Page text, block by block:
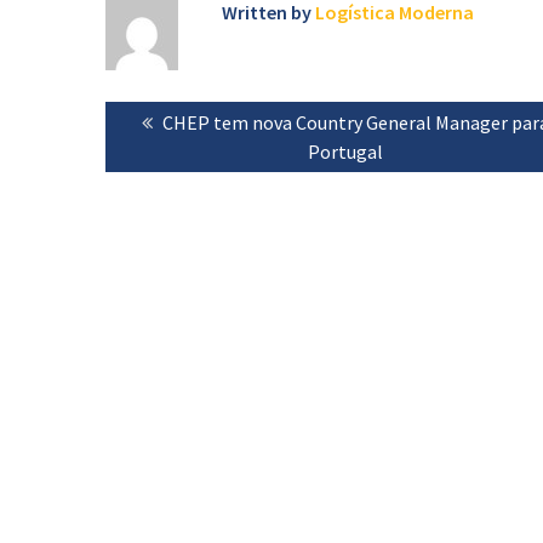
Written by Logística Moderna
Navegação
artigos
Previous
CHEP tem nova Country General Manager
Portugal